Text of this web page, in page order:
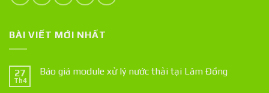
BÀI VIẾT MỚI NHẤT
27
Th4
Báo giá module xử lý nước thải tại Lâm Đồng